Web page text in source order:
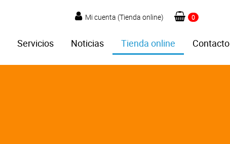
Mi cuenta (Tienda online) 0
Servicios Noticias Tienda online Contacto